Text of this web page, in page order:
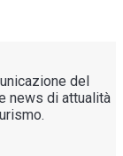
del
news di attualità